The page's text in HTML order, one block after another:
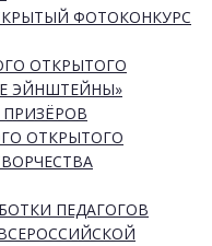
ФОТОКОНКУРС
ОТКРЫТОГО
ЭЙНШТЕЙНЫ»
ОТКРЫТОГО
ПЕДАГОГОВ